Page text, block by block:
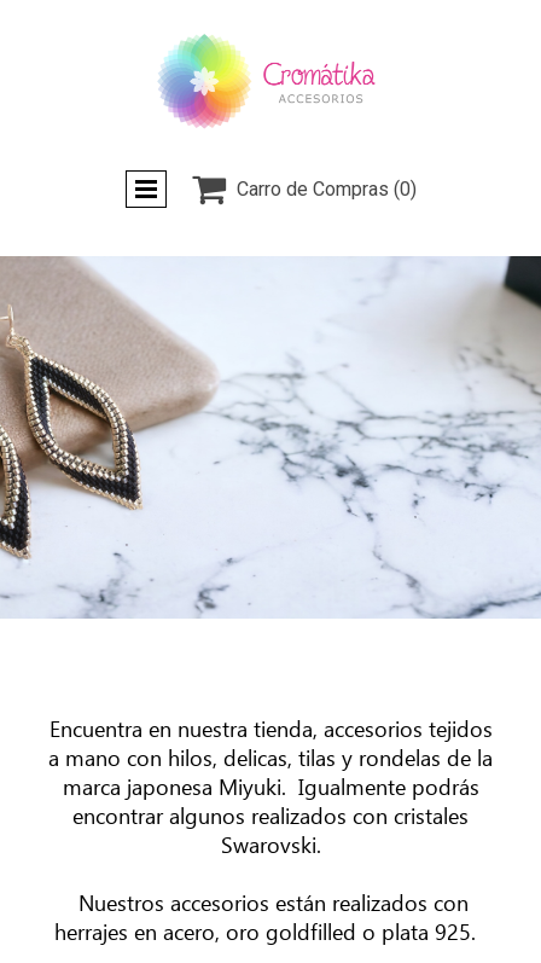
 Carro de Compras (0)
Encuentra en nuestra tienda, accesorios tejidos
a mano con hilos, delicas, tilas y rondelas de la
marca japonesa Miyuki. Igualmente podrás
encontrar algunos realizados con cristales
Swarovski.
Nuestros accesorios están realizados con
herrajes en acero, oro goldfilled o plata 925.